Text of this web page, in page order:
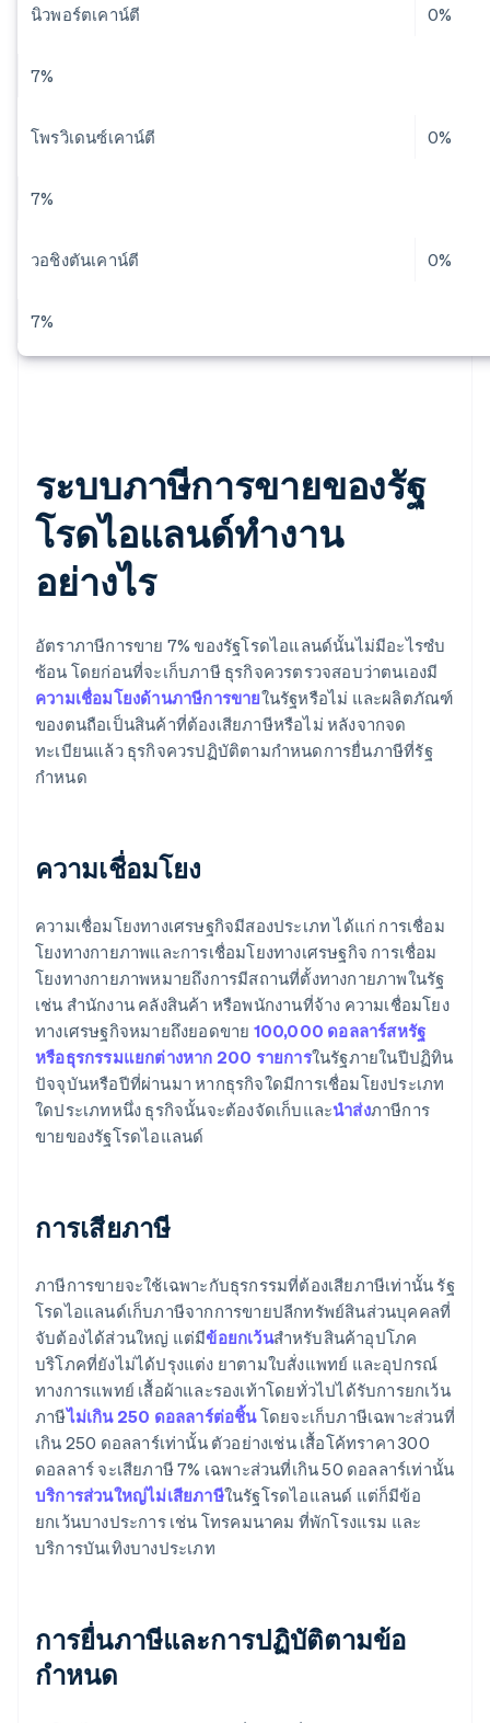
นิวพอร์ตเคาน์ตี 0%
7%
โพรวิเดนซ์เคาน์ตี 0%
7%
วอชิงตันเคาน์ตี 0%
7%
ระบบภาษีการขายของรัฐ
โรดไอแลนด์ทำงาน
อย่างไร
อัตราภาษีการขาย 7% ของรัฐโรดไอแลนด์นั้นไม่มีอะไรซํบ
ซ้อน โดยก่อนที่จะเก็บภาษี ธุรกิจควรตรวจสอบว่าตนเองมี
ความเชื่อมโยงด้านภาษีการขายในรัฐหรือไม่ และผลิตภัณฑ์
ของตนถือเป็นสินค้าที่ต้องเสียภาษีหรือไม่ หลังจากจด
ทะเบียนแล้ว ธุรกิจควรปฏิบัติตามกำหนดการยื่นภาษีที่รัฐ
กำหนด
ความเชื่อมโยง
ความเชื่อมโยงทางเศรษฐกิจมีสองประเภท ได้แก่ การเชื่อม
โยงทางกายภาพและการเชื่อมโยงทางเศรษฐกิจ การเชื่อม
โยงทางกายภาพหมายถึงการมีสถานที่ตั้งทางกายภาพในรัฐ
เช่น สำนักงาน คลังสินค้า หรือพนักงานที่จ้าง ความเชื่อมโยง
ทางเศรษฐกิจหมายถึงยอดขาย 100,000 ดอลลาร์สหรัฐ
หรือธุรกรรมแยกต่างหาก 200 รายการในรัฐภายในปีปฏิทิน
ปัจจุบันหรือปีที่ผ่านมา หากธุรกิจใดมีการเชื่อมโยงประเภท
ใดประเภทหนึ่ง ธุรกิจนั้นจะต้องจัดเก็บและนำส่งภาษีการ
ขายของรัฐโรดไอแลนด์
การเสียภาษี
ภาษีการขายจะใช้เฉพาะกับธุรกรรมที่ต้องเสียภาษีเท่านั้น รัฐ
โรดไอแลนด์เก็บภาษีจากการขายปลีกทรัพย์สินส่วนบุคคลที่
จับต้องได้ส่วนใหญ่ แต่มีข้อยกเว้นสำหรับสินค้าอุปโภค
บริโภคที่ยังไม่ได้ปรุงแต่ง ยาตามใบสั่งแพทย์ และอุปกรณ์
ทางการแพทย์ เสื้อผ้าและรองเท้าโดยทั่วไปได้รับการยกเว้น
ภาษีไม่เกิน 250 ดอลลาร์ต่อชิ้นโดยจะเก็บภาษีเฉพาะส่วนที่
เกิน 250 ดอลลาร์เท่านั้น ตัวอย่างเช่น เสื้อโค้ทราคา 300
ดอลลาร์ จะเสียภาษี 7% เฉพาะส่วนที่เกิน 50 ดอลลาร์เท่านั้น
บริการส่วนใหญ่ไม่เสียภาษีในรัฐโรดไอแลนด์ แต่ก็มีข้อ
ยกเว้นบางประการ เช่น โทรคมนาคม ที่พักโรงแรม และ
บริการบันเทิงบางประเภท
การยื่นภาษีและการปฏิบัติตามข้อ
กำหนด